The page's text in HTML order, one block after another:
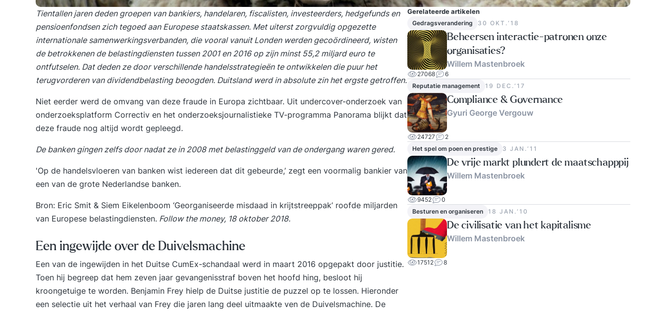
Tientallen jaren deden groepen van bankiers, handelaren, fiscalisten, investeerders, hedgefunds en
pensioenfondsen zich tegoed aan Europese staatskassen. Met uiterst zorgvuldig opgezette
internationale samenwerkingsverbanden, die vooral vanuit Londen werden gecoördineerd, wisten
de betrokkenen de belastingdiensten tussen 2001 en 2016 op zijn minst 55,2 miljard euro te
ontfutselen. Dat deden ze door verschillende handelsstrategieën te ontwikkelen die puur het
terugvorderen van dividendbelasting beoogden. Duitsland werd in absolute zin het ergste getroffen.
Niet eerder werd de omvang van deze fraude in Europa zichtbaar. Uit undercover-onderzoek van
onderzoeksplatform Correctiv en het onderzoeksjournalistieke TV-programma Panorama blijkt dat
deze fraude nog altijd wordt gepleegd.
De banken gingen zelfs door nadat ze in 2008 met belastinggeld van de ondergang waren gered.
'Op de handelsvloeren van banken wist iedereen dat dit gebeurde,’ zegt een voormalig bankier van
een van de grote Nederlandse banken.
Bron: Eric Smit & Siem Eikelenboom ‘Georganiseerde misdaad in krijtstreeppak’ roofde miljarden
van Europese belastingdiensten. Follow the money, 18 oktober 2018.
Een ingewijde over de Duivelsmachine
Een van de ingewijden in het Duitse CumEx-schandaal werd in maart 2016 opgepakt door justitie.
Toen hij begreep dat hem zeven jaar gevangenisstraf boven het hoofd hing, besloot hij
kroongetuige te worden. Benjamin Frey hielp de Duitse justitie de puzzel op te lossen. Hieronder
een selectie uit het verhaal van Frey die jaren lang deel uitmaakte ven de Duivelsmachine. De
Gerelateerde artikelen
Gedragsverandering 30 OKT.‘18
Beheersen interactie-patronen onze
organisaties?
Willem Mastenbroek
27068
6
Reputatie management
19 DEC.‘17
Compliance & Governance
Gyuri George Vergouw
24727
2
Het spel om poen en prestige
3 JAN.‘11
De vrije markt plundert de maatschapppij
Willem Mastenbroek
9452
0
Besturen en organiseren
18 JAN.‘10
De civilisatie van het kapitalisme
Willem Mastenbroek
17512 8